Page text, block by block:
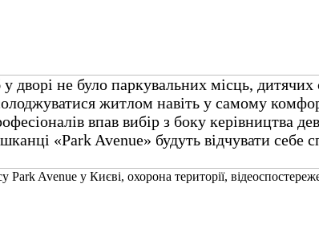
не було паркувальних місць,
житлом навіть у самому
впав вибір з боку керівництва
«Park Avenue» будуть відчувати